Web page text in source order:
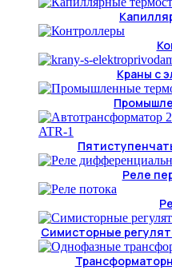
Краны с
Реле
Симисторные